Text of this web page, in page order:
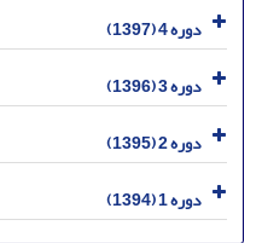
دوره 4 (1397)
دوره 3 (1396)
دوره 2 (1395)
دوره 1 (1394)